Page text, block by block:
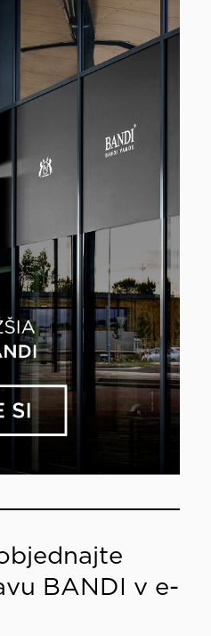
BANDI v e-